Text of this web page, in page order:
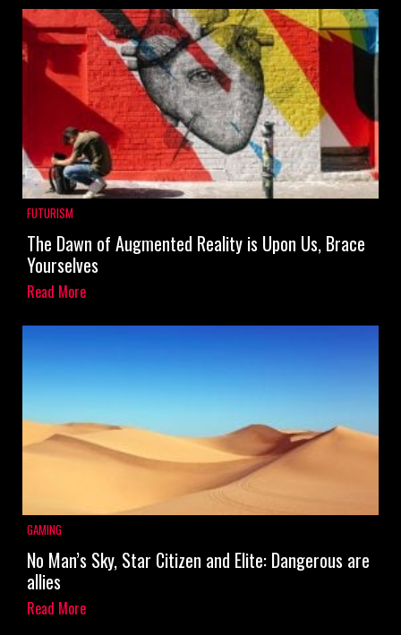
FUTURISM
The Dawn of Augmented Reality is Upon Us, Brace
Yourselves
Read More
GAMING
No Man’s Sky, Star Citizen and Elite: Dangerous are
allies
Read More